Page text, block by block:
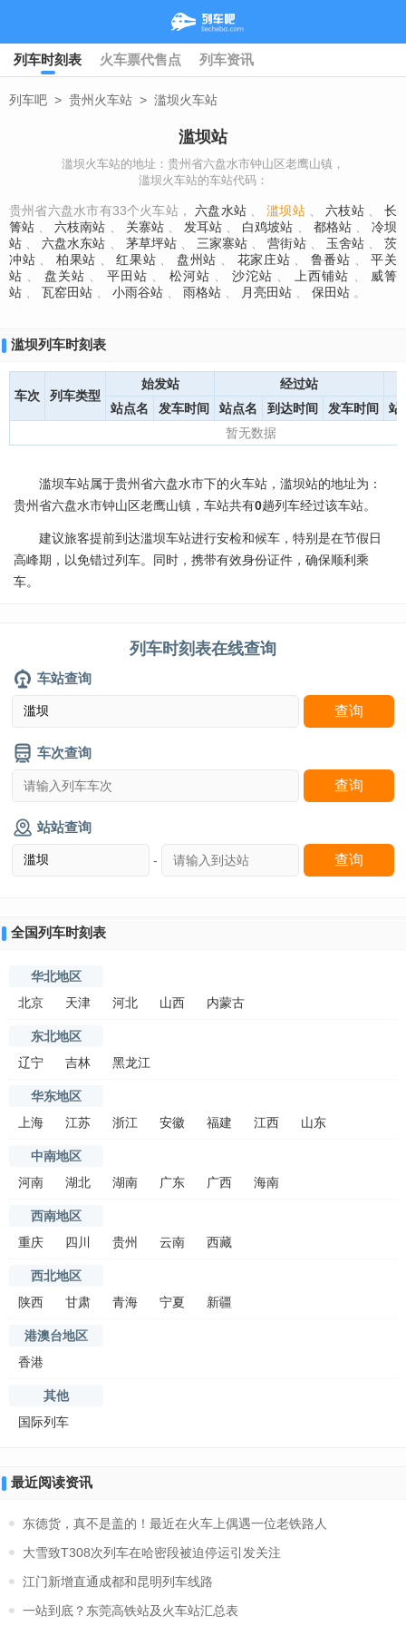
列车时刻表 火车票代售点 列车资讯
列车吧 > 贵州火车站 > 滥坝火车站
滥坝站
滥坝火车站的地址：贵州省六盘水市钟山区老鹰山镇，
滥坝火车站的车站代码：
贵州省六盘水市有33个火车站， 六盘水站 滥坝站 六枝站
长
箐站
六枝南站 关寨站 发耳站 白鸡坡站 都格站
冷坝
站
六盘水东站 茅草坪站 三家寨站 营街站 玉舍站
茨
冲站
柏果站 红果站 盘州站 花家庄站 鲁番站
平关
站
盘关站 平田站 松河站 沙沱站 上西铺站
威箐
站
瓦窑田站 小雨谷站 雨格站 月亮田站 保田站 。
滥坝列车时刻表
车次 列车类型
始发站
经过站
站点名
发车时间 站点名 到达时间 发车时间
站
暂无数据
滥坝车站属于贵州省六盘水市下的火车站，滥坝站的地址为：
贵州省六盘水市钟山区老鹰山镇，车站共有0趟列车经过该车站。
建议旅客提前到达滥坝车站进行安检和候车，特别是在节假日
高峰期，以免错过列车。同时，携带有效身份证件，确保顺利乘
车。
列车时刻表在线查询
车站查询
车次查询
站站查询
-
全国列车时刻表
华北地区
北京
天津 河北 山西 内蒙古
东北地区
辽宁
吉林 黑龙江
华东地区
上海
江苏 浙江 安徽 福建 江西 山东
中南地区
河南
湖北 湖南 广东 广西 海南
西南地区
重庆
四川 贵州 云南 西藏
西北地区
陕西
甘肃 青海 宁夏 新疆
港澳台地区
香港
其他
国际列车
最近阅读资讯
东德货，真不是盖的！最近在火车上偶遇一位老铁路人
大雪致T308次列车在哈密段被迫停运引发关注
江门新增直通成都和昆明列车线路
一站到底？东莞高铁站及火车站汇总表